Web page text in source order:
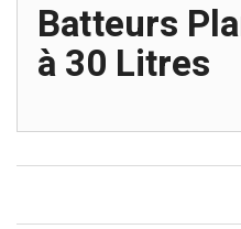
Batteurs
à 30 Litres